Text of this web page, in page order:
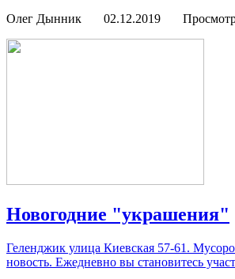
Олег Дынник
02.12.2019
Новогодние "украшения"
Геленджик улица Киевская 57-61.
новость. Ежедневно вы становитесь